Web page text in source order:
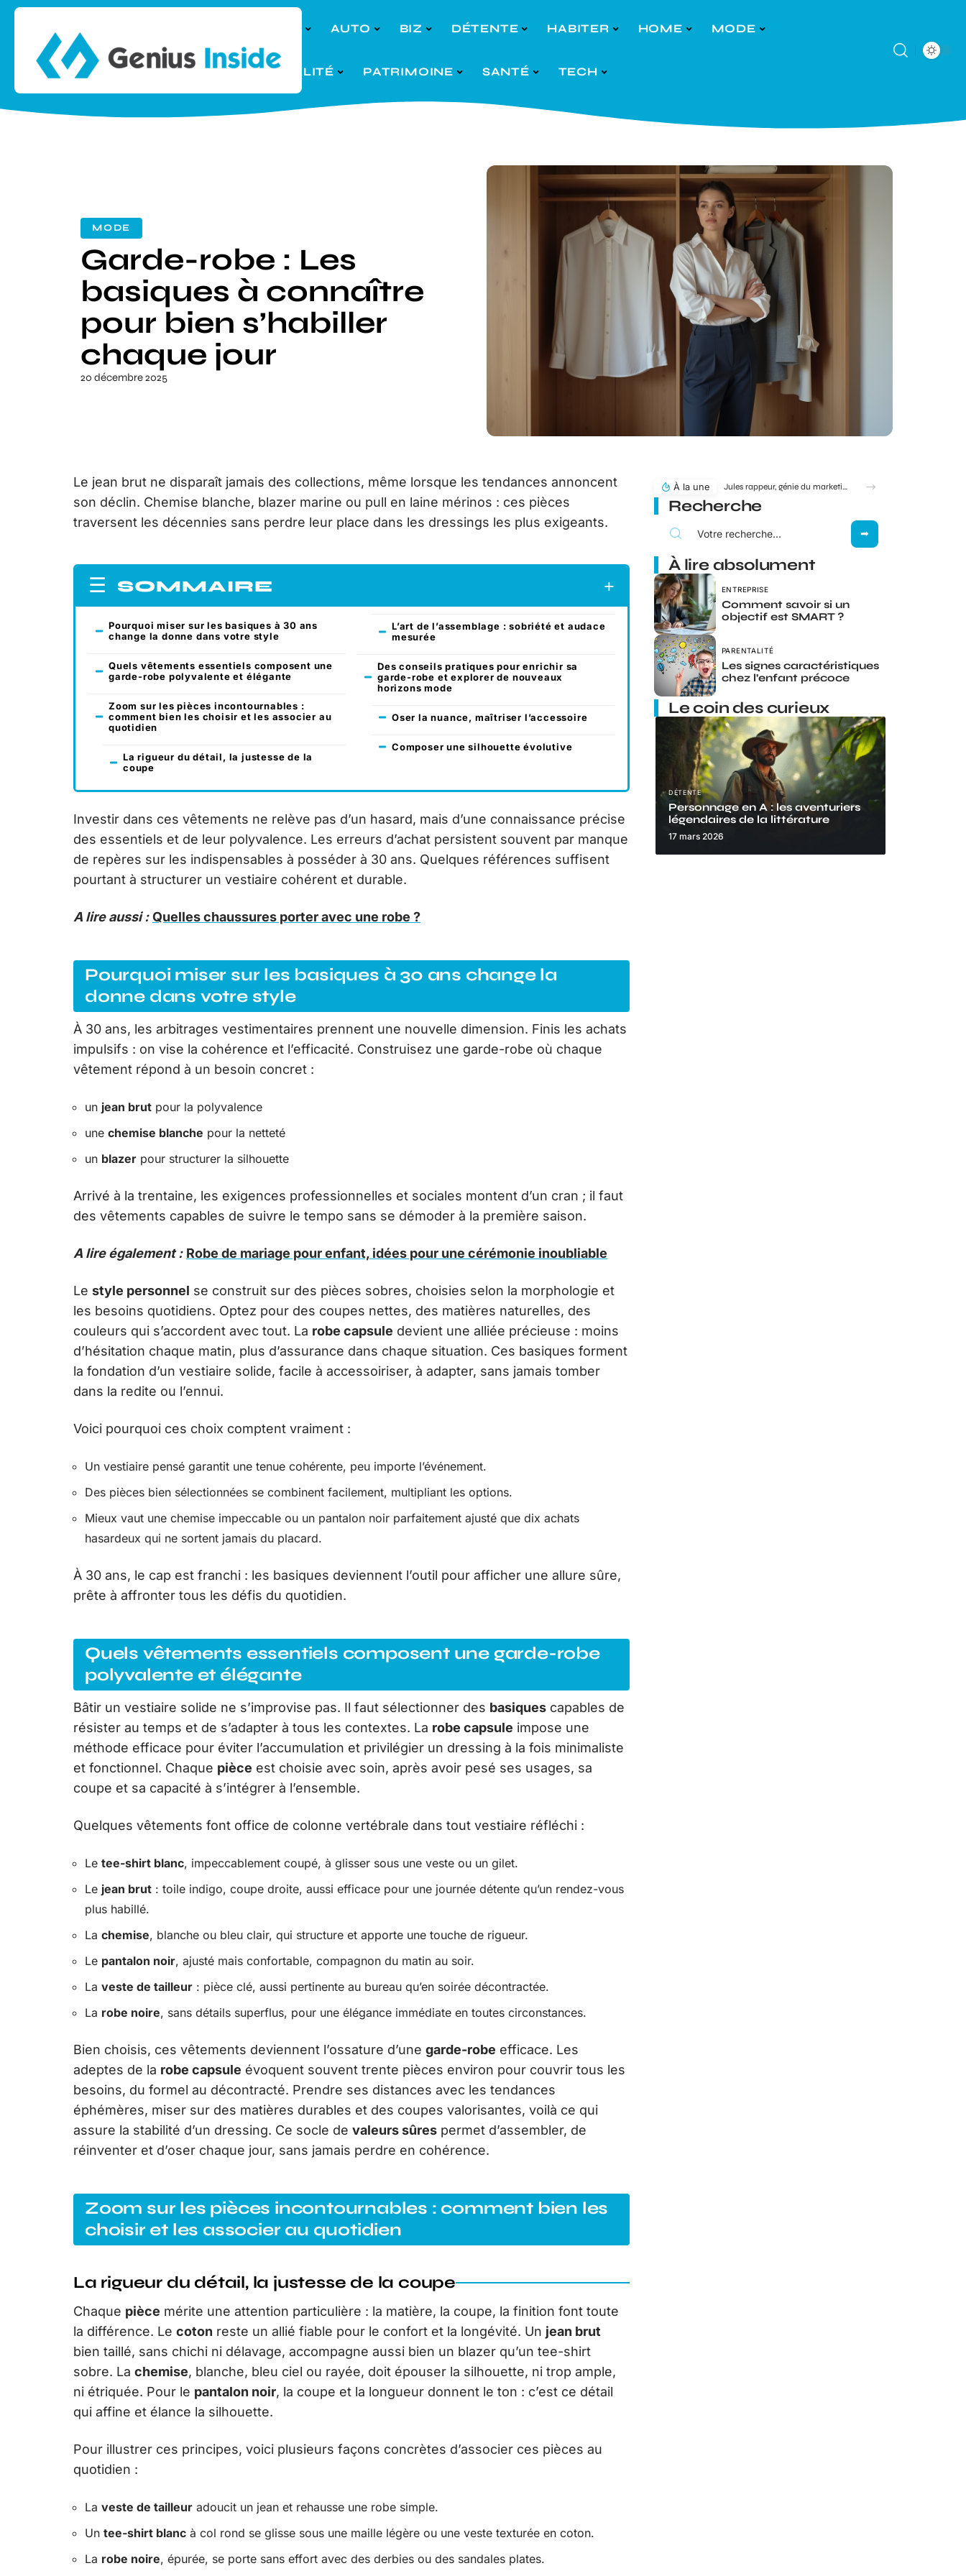
AUTO BIZ DÉTENTE HABITER HOME MODE
PARENTALITÉ PATRIMOINE SANTÉ TECH
MODE
Garde-robe : Les
basiques à connaître
pour bien s’habiller
chaque jour
20 décembre 2025
Le jean brut ne disparaît jamais des collections, même lorsque les tendances annoncent
son déclin. Chemise blanche, blazer marine ou pull en laine mérinos : ces pièces
traversent les décennies sans perdre leur place dans les dressings les plus exigeants.
SOMMAIRE
Pourquoi miser sur les basiques à 30 ans
change la donne dans votre style
Quels vêtements essentiels composent une
garde-robe polyvalente et élégante
Zoom sur les pièces incontournables :
comment bien les choisir et les associer au
quotidien
La rigueur du détail, la justesse de la
coupe
L’art de l’assemblage : sobriété et audace
mesurée
Des conseils pratiques pour enrichir sa
garde-robe et explorer de nouveaux
horizons mode
Oser la nuance, maîtriser l’accessoire
Composer une silhouette évolutive
Investir dans ces vêtements ne relève pas d’un hasard, mais d’une connaissance précise
des essentiels et de leur polyvalence. Les erreurs d’achat persistent souvent par manque
de repères sur les indispensables à posséder à 30 ans. Quelques références suffisent
pourtant à structurer un vestiaire cohérent et durable.
A lire aussi : Quelles chaussures porter avec une robe ?
Pourquoi miser sur les basiques à 30 ans change la
donne dans votre style
À 30 ans, les arbitrages vestimentaires prennent une nouvelle dimension. Finis les achats
impulsifs : on vise la cohérence et l’efficacité. Construisez une garde-robe où chaque
vêtement répond à un besoin concret :
un jean brut pour la polyvalence
une chemise blanche pour la netteté
un blazer pour structurer la silhouette
Arrivé à la trentaine, les exigences professionnelles et sociales montent d’un cran ; il faut
des vêtements capables de suivre le tempo sans se démoder à la première saison.
A lire également : Robe de mariage pour enfant, idées pour une cérémonie inoubliable
Le style personnel se construit sur des pièces sobres, choisies selon la morphologie et
les besoins quotidiens. Optez pour des coupes nettes, des matières naturelles, des
couleurs qui s’accordent avec tout. La robe capsule devient une alliée précieuse : moins
d’hésitation chaque matin, plus d’assurance dans chaque situation. Ces basiques forment
la fondation d’un vestiaire solide, facile à accessoiriser, à adapter, sans jamais tomber
dans la redite ou l’ennui.
Voici pourquoi ces choix comptent vraiment :
Un vestiaire pensé garantit une tenue cohérente, peu importe l’événement.
Des pièces bien sélectionnées se combinent facilement, multipliant les options.
Mieux vaut une chemise impeccable ou un pantalon noir parfaitement ajusté que dix achats
hasardeux qui ne sortent jamais du placard.
À 30 ans, le cap est franchi : les basiques deviennent l’outil pour afficher une allure sûre,
prête à affronter tous les défis du quotidien.
Quels vêtements essentiels composent une garde-robe
polyvalente et élégante
Bâtir un vestiaire solide ne s’improvise pas. Il faut sélectionner des basiques capables de
résister au temps et de s’adapter à tous les contextes. La robe capsule impose une
méthode efficace pour éviter l’accumulation et privilégier un dressing à la fois minimaliste
et fonctionnel. Chaque pièce est choisie avec soin, après avoir pesé ses usages, sa
coupe et sa capacité à s’intégrer à l’ensemble.
Quelques vêtements font office de colonne vertébrale dans tout vestiaire réfléchi :
Le tee-shirt blanc, impeccablement coupé, à glisser sous une veste ou un gilet.
Le jean brut : toile indigo, coupe droite, aussi efficace pour une journée détente qu’un rendez-vous
plus habillé.
La chemise, blanche ou bleu clair, qui structure et apporte une touche de rigueur.
Le pantalon noir, ajusté mais confortable, compagnon du matin au soir.
La veste de tailleur : pièce clé, aussi pertinente au bureau qu’en soirée décontractée.
La robe noire, sans détails superflus, pour une élégance immédiate en toutes circonstances.
Bien choisis, ces vêtements deviennent l’ossature d’une garde-robe efficace. Les
adeptes de la robe capsule évoquent souvent trente pièces environ pour couvrir tous les
besoins, du formel au décontracté. Prendre ses distances avec les tendances
éphémères, miser sur des matières durables et des coupes valorisantes, voilà ce qui
assure la stabilité d’un dressing. Ce socle de valeurs sûres permet d’assembler, de
réinventer et d’oser chaque jour, sans jamais perdre en cohérence.
Zoom sur les pièces incontournables : comment bien les
choisir et les associer au quotidien
La rigueur du détail, la justesse de la coupe
Chaque pièce mérite une attention particulière : la matière, la coupe, la finition font toute
la différence. Le coton reste un allié fiable pour le confort et la longévité. Un jean brut
bien taillé, sans chichi ni délavage, accompagne aussi bien un blazer qu’un tee-shirt
sobre. La chemise, blanche, bleu ciel ou rayée, doit épouser la silhouette, ni trop ample,
ni étriquée. Pour le pantalon noir, la coupe et la longueur donnent le ton : c’est ce détail
qui affine et élance la silhouette.
Pour illustrer ces principes, voici plusieurs façons concrètes d’associer ces pièces au
quotidien :
La veste de tailleur adoucit un jean et rehausse une robe simple.
Un tee-shirt blanc à col rond se glisse sous une maille légère ou une veste texturée en coton.
La robe noire, épurée, se porte sans effort avec des derbies ou des sandales plates.
À la une Jules rappeur, génie du marketing ou simple produit du rap ?
Recherche
À lire absolument
ENTREPRISE
Comment savoir si un
objectif est SMART ?
PARENTALITÉ
Les signes caractéristiques
chez l’enfant précoce
Le coin des curieux
DÉTENTE
Personnage en A : les aventuriers
légendaires de la littérature
17 mars 2026